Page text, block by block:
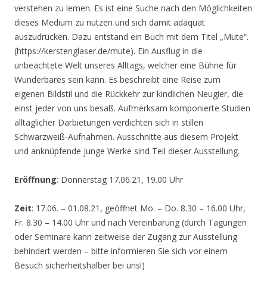
verstehen zu lernen. Es ist eine Suche nach den Möglichkeiten
dieses Medium zu nutzen und sich damit adäquat
auszudrücken. Dazu entstand ein Buch mit dem Titel „Mute“.
(https://kerstenglaser.de/mute). Ein Ausflug in die
unbeachtete Welt unseres Alltags, welcher eine Bühne für
Wunderbares sein kann. Es beschreibt eine Reise zum
eigenen Bildstil und die Rückkehr zur kindlichen Neugier, die
einst jeder von uns besaß. Aufmerksam komponierte Studien
alltäglicher Darbietungen verdichten sich in stillen
Schwarzweiß-Aufnahmen. Ausschnitte aus diesem Projekt
und anknüpfende junge Werke sind Teil dieser Ausstellung.
Eröffnung: Donnerstag 17.06.21, 19.00 Uhr
Zeit: 17.06. – 01.08.21, geöffnet Mo. – Do. 8.30 – 16.00 Uhr,
Fr. 8.30 – 14.00 Uhr und nach Vereinbarung (durch Tagungen
oder Seminare kann zeitweise der Zugang zur Ausstellung
behindert werden – bitte informieren Sie sich vor einem
Besuch sicherheitshalber bei uns!)